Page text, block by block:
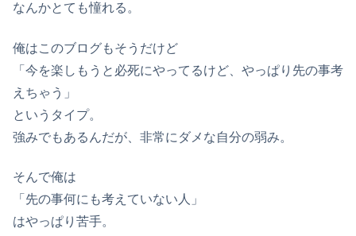
なんかとても憧れる。
俺はこのブログもそうだけど
「今を楽しもうと必死にやってるけど、やっぱり先の事考
えちゃう」
というタイプ。
強みでもあるんだが、非常にダメな自分の弱み。
そんで俺は
「先の事何にも考えていない人」
はやっぱり苦手。